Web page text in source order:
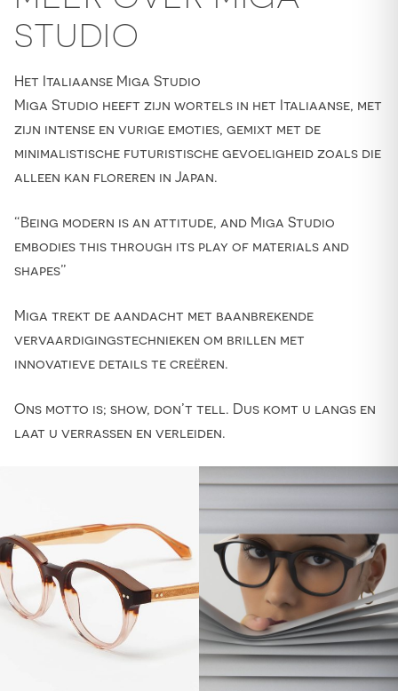
STUDIO
Het Italiaanse Miga Studio
Miga Studio heeft zijn wortels in het Italiaanse, met
zijn intense en vurige emoties, gemixt met de
minimalistische futuristische gevoeligheid zoals die
alleen kan floreren in Japan.
“Being modern is an attitude, and Miga Studio
embodies this through its play of materials and
shapes”
Miga trekt de aandacht met baanbrekende
vervaardigingstechnieken om brillen met
innovatieve details te creëren.
Ons motto is; show, don’t tell. Dus komt u langs en
laat u verrassen en verleiden.